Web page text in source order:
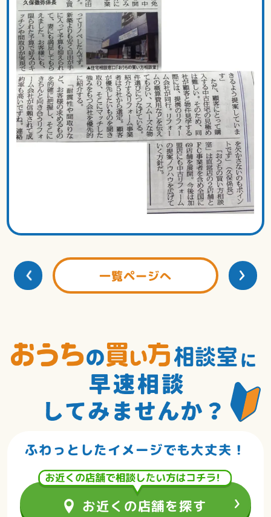
一覧ページへ
ふわっとしたイメージでも大丈夫！
お近くの店舗を探す
あなたに合った資金計画を
お手伝いします。
店舗で相談する